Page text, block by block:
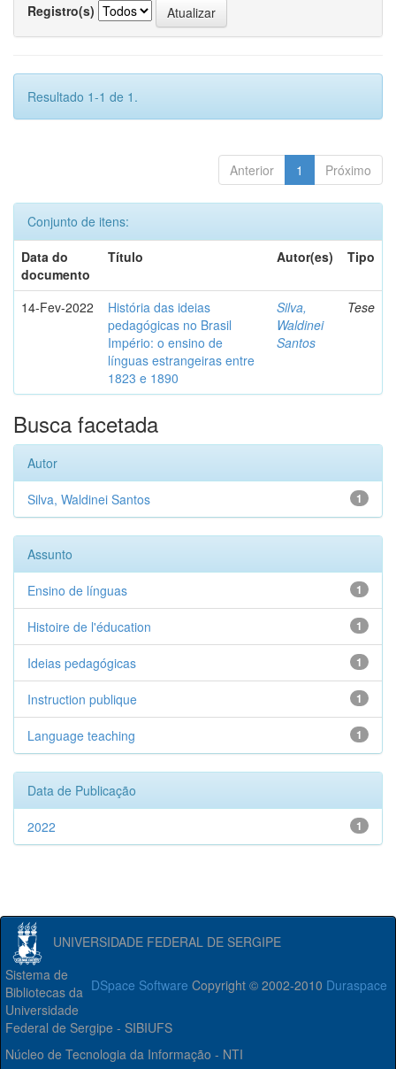
Registro(s)
Resultado 1-1 de 1.
Anterior 1 Próximo
Conjunto de itens:
Data do
documento
Título Autor(es) Tipo
14-Fev-2022
História das ideias
pedagógicas no Brasil
Império: o ensino de
línguas estrangeiras entre
1823 e 1890
Silva,
Waldinei
Santos
Tese
Busca facetada
Autor
1
Silva, Waldinei Santos
Assunto
1
Ensino de línguas
1
Histoire de l'éducation
1
Ideias pedagógicas
1
Instruction publique
1
Language teaching
Data de Publicação
1
2022
UNIVERSIDADE FEDERAL DE SERGIPE
DSpace Software Copyright © 2002-2010 Duraspace
Sistema de
Bibliotecas da
Universidade
Federal de Sergipe - SIBIUFS
Núcleo de Tecnologia da Informação - NTI